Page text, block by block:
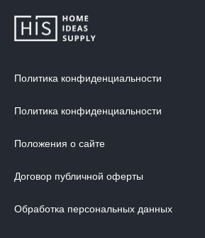
Политика конфиденциальности
Политика конфиденциальности
Положения о сайте
Договор публичной оферты
Обработка персональных данных